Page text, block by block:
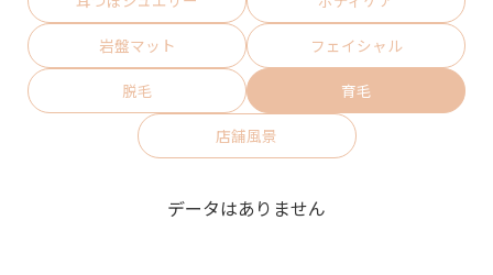
岩盤マット フェイシャル
脱毛 育毛
店舗風景
データはありません